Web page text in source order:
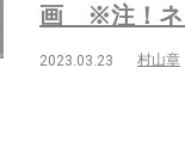
画 ※注！ネ
2023.03.23 村山章